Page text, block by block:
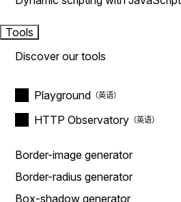
Tools
Discover our tools
Playground
HTTP Observatory
Border-image generator
Border-radius generator
Box-shadow generator